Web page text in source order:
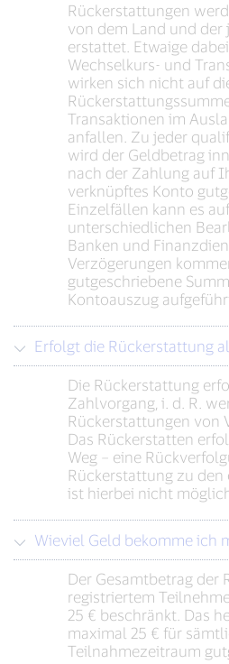
Rückerstattungen
von dem Land und der
erstattet. Etwaige
Wechselkurs- und
wirken sich nicht auf
Transaktionen im
anfallen. Zu jeder
wird der Geldbetrag
nach der Zahlung auf
verknüpftes Konto
Einzelfällen kann es
unterschiedlichen
Banken und
Verzögerungen
gutgeschriebene
Kontoauszug
Erfolgt die Rückerstattung
Die Rückerstattung
Zahlvorgang, i. d. R.
Rückerstattungen von
Das Rückerstatten
Weg – eine
Rückerstattung zu
ist hierbei nicht
Wieviel Geld bekomme ich
Der Gesamtbetrag der
registriertem
25 € beschränkt. Das
maximal 25 € für
Teilnahmezeitraum